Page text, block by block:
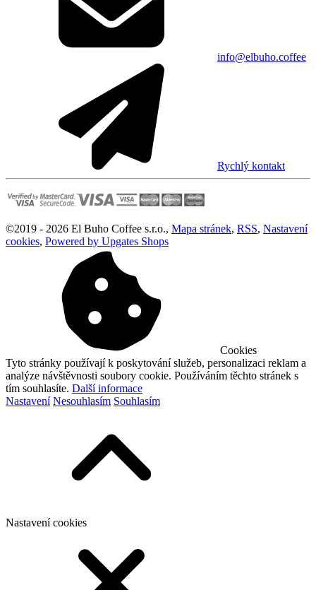
info@elbuho.coffee
Rychlý kontakt
©2019 - 2026 El Buho Coffee s.r.o., Mapa stránek, RSS, Nastavení
cookies, Powered by Upgates Shops
Cookies
Tyto stránky používají k poskytování služeb, personalizaci reklam a
analýze návštěvnosti soubory cookie. Používáním těchto stránek s
tím souhlasíte. Další informace
Nastavení Nesouhlasím Souhlasím
Nastavení cookies